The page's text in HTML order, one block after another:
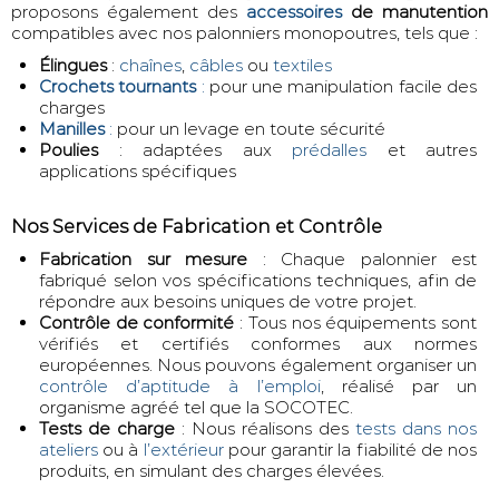
proposons également des accessoiresde manutention
compatibles avec nos palonniers monopoutres, tels que :
Élingues: chaînes, câbles ou textiles
Crochets tournants: pour une manipulation facile des
charges
Manilles: pour un levage en toute sécurité
Poulies: adaptées aux prédalles et autres
applications spécifiques
Nos Services de Fabrication et Contrôle
Fabrication sur mesure : Chaque palonnier est
fabriqué selon vos spécifications techniques, afin de
répondre aux besoins uniques de votre projet.
Contrôle de conformité : Tous nos équipements sont
vérifiés et certifiés conformes aux normes
européennes. Nous pouvons également organiser un
contrôle d’aptitude à l’emploi, réalisé par un
organisme agréé tel que la SOCOTEC.
Tests de charge : Nous réalisons des tests dans nos
ateliers ou à l’extérieurpour garantir la fiabilité de nos
produits, en simulant des charges élevées.